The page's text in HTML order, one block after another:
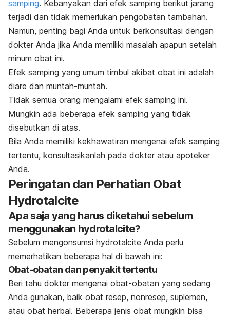
samping. Kebanyakan dari efek samping berikut jarang
terjadi dan tidak memerlukan pengobatan tambahan.
Namun, penting bagi Anda untuk berkonsultasi dengan
dokter Anda jika Anda memiliki masalah apapun setelah
minum obat ini.
Efek samping yang umum timbul akibat obat ini adalah
diare dan muntah-muntah.
Tidak semua orang mengalami efek samping ini.
Mungkin ada beberapa efek samping yang tidak
disebutkan di atas.
Bila Anda memiliki kekhawatiran mengenai efek samping
tertentu, konsultasikanlah pada dokter atau apoteker
Anda.
Peringatan dan Perhatian Obat
Hydrotalcite
Apa saja yang harus diketahui sebelum
menggunakan hydrotalcite?
Sebelum mengonsumsi hydrotalcite Anda perlu
memerhatikan beberapa hal di bawah ini:
Obat-obatan dan penyakit tertentu
Beri tahu dokter mengenai obat-obatan yang sedang
Anda gunakan, baik obat resep, nonresep, suplemen,
atau obat herbal. Beberapa jenis obat mungkin bisa